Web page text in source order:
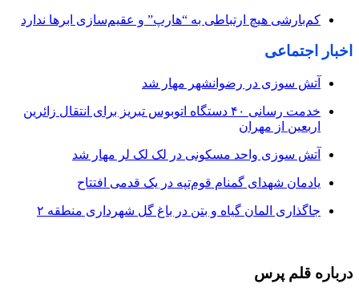
کم‌بارشی هیچ ارتباطی به “هارپ” و عقیم‌سازی ابرها ندارد
اخبار اجتماعی
آتش سوزی در رضوانشهر مهار شد
خدمت رسانی ۴۰ دستگاه اتوبوس تبریز برای انتقال زائرین
اربعین از مهران
آتش سوزی واحد مسکونی در لک لک لر مهار شد
یادمان شهدای گمنام قوم‌تپه در یک قدمی افتتاح
جاگذاری المان گیاه و بتن در باغ گل شهرداری منطقه ۲
درباره قلم پرس